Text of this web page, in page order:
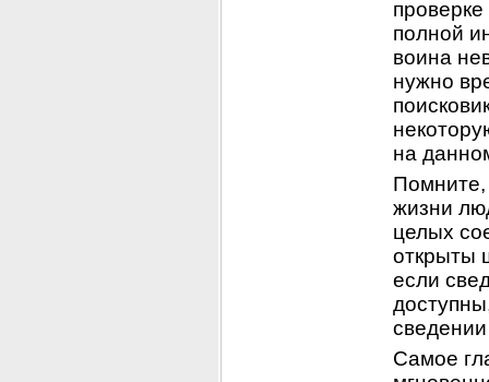
полной
воина
нужно
на
Помните,
жизни
целых
открыты
если
Самое